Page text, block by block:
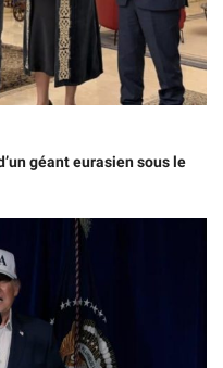
géant eurasien sous le